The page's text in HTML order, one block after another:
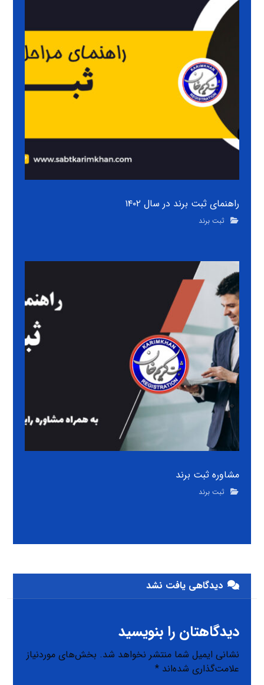
راهنمای ثبت برند در سال ۱۴۰۲
ثبت برند
مشاوره ثبت برند
ثبت برند
دیدگاهی یافت نشد
دیدگاهتان را بنویسید
نشانی ایمیل شما منتشر نخواهد شد. بخش‌های موردنیاز
علامت‌گذاری شده‌اند*